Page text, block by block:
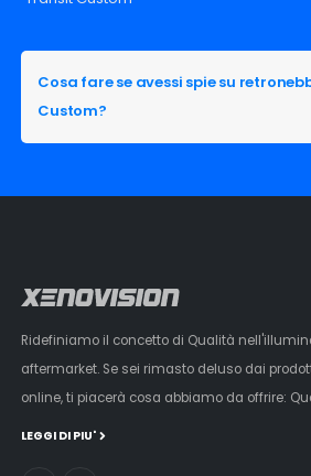
Cosa fare se avessi spie su
Custom?
Ridefiniamo il concetto di Qualità
aftermarket. Se sei rimasto deluso dai
online, ti piacerà cosa abbiamo da offrire:
LEGGI DI PIU'